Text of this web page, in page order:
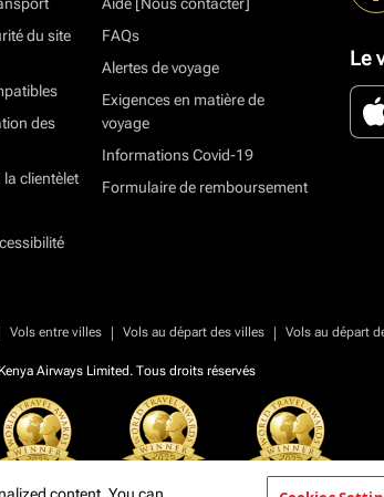
du site
des
la clientèlet
FAQs
Alertes de voyage
Exigences en matière de
voyage
Informations Covid-19
Formulaire de remboursement
Le
Vols entre villes | Vols au départ des villes | Vols au départ
Airways Limited. Tous droits réservés